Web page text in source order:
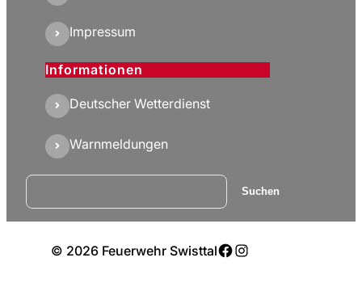
Impressum
Informationen
Deutscher Wetterdienst
Warnmeldungen
Suchen Suchen
© 2026 Feuerwehr SwisttalFacebook
Instagram